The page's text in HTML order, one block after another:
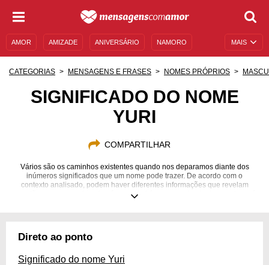
MAIS
AMOR AMIZADE ANIVERSÁRIO NAMORO
MENSAGENS DE ANIVERSÁRIO
CATEGORIAS MENSAGENS E FRASES NOMES PRÓPRIOS
SIGNIFICADO DO NOME
YURI
COMPARTILHAR
Vários são os caminhos existentes quando nos deparamos diante dos
inúmeros significados que um nome pode trazer. De acordo com o
contexto analisado, podem haver diferentes informações que revelam
questões que nunca imaginaríamos. Yuri é um nome bastante popular, e é
tudo sobre este assunto? Saiba mais sobre o significado do nome Yuri!
Direto ao ponto
Significado do nome Yuri